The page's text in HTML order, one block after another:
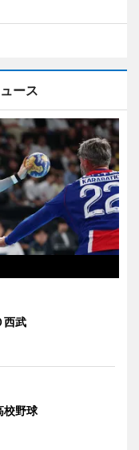
ース
西武
野球